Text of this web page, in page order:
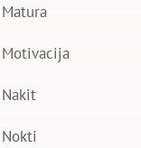
Matura
Motivacija
Nakit
Nokti